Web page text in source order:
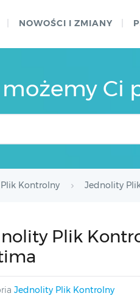
NOWOŚCI I ZMIANY
Ci
Kontrolny Jednolity
Plik
Jednolity Plik Kontrolny